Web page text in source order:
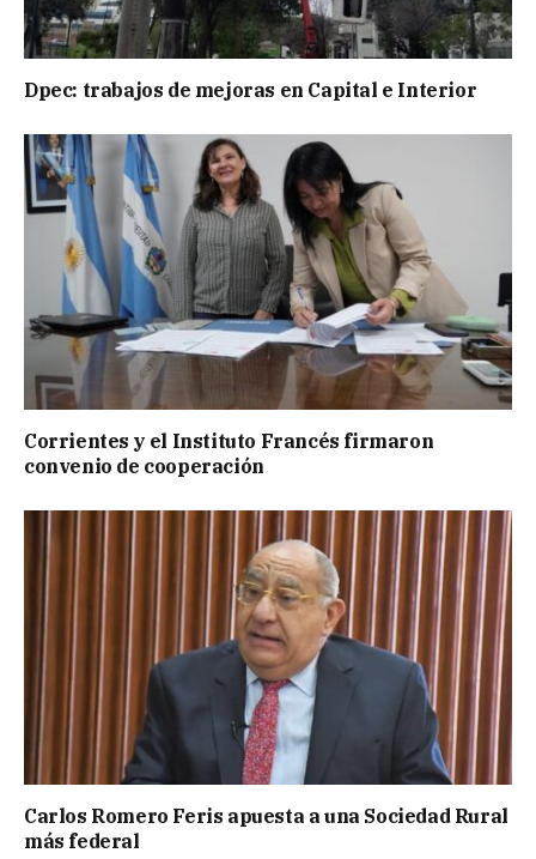
Dpec: trabajos de mejoras en Capital e Interior
Corrientes y el Instituto Francés firmaron
convenio de cooperación
Carlos Romero Feris apuesta a una Sociedad Rural
más federal